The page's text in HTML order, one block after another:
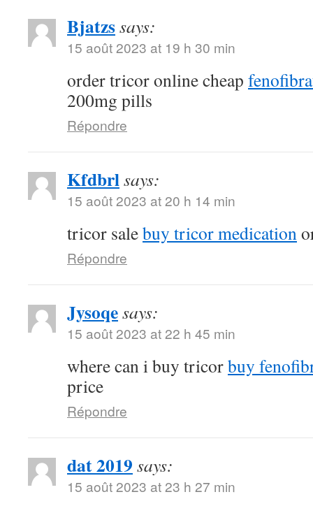
Bjatzssays:
15 août 2023 at 19 h 30 min
order tricor online cheap
200mg pills
Répondre
Kfdbrlsays:
15 août 2023 at 20 h 14 min
tricor salebuy tricor medication
Répondre
Jysoqesays:
15 août 2023 at 22 h 45 min
where can i buy tricorbuy
price
Répondre
dat 2019 says:
15 août 2023 at 23 h 27 min